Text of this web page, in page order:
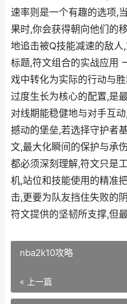
速率则是一个有趣的选项,
果时,你会获得朝向他们的
地追击被Q技能减速的敌
标题,符文组合的实战应用
戏中转化为实际的行动与
过度生长为核心的配置,是
对线期能稳健地与对手互
撼动的堡垒,若选择守护者
文,最大化瞬间的保护与承
都必须深刻理解,符文只是
机,站位和技能使用的精准
击,更要为队友挡住失败的
符文提供的坚韧所支撑,但
nba2k10攻略
« 上一篇